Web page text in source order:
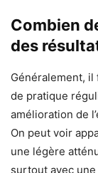
Combien
des
Généralement,
de pratique
amélioration de
On peut voir
une légère
surtout avec